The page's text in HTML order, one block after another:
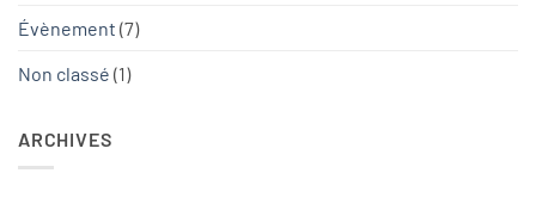
Évènement (7)
Non classé (1)
ARCHIVES